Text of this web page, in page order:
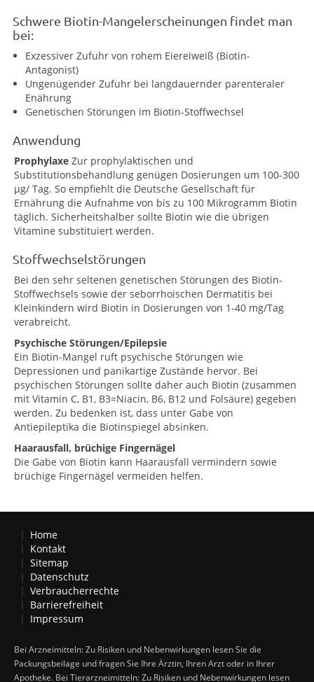
Schwere Biotin-Mangelerscheinungen findet man
bei:
Exzessiver Zufuhr von rohem Eiereiweiß (Biotin-
Antagonist)
Ungenügender Zufuhr bei langdauernder parenteraler
Enährung
Genetischen Störungen im Biotin-Stoffwechsel
Anwendung
Prophylaxe Zur prophylaktischen und
Substitutionsbehandlung genügen Dosierungen um 100-300
µg/ Tag. So empfiehlt die Deutsche Gesellschaft für
Ernährung die Aufnahme von bis zu 100 Mikrogramm Biotin
täglich. Sicherheitshalber sollte Biotin wie die übrigen
Vitamine substituiert werden.
Stoffwechselstörungen
Bei den sehr seltenen genetischen Störungen des Biotin-
Stoffwechsels sowie der seborrhoischen Dermatitis bei
Kleinkindern wird Biotin in Dosierungen von 1-40 mg/Tag
verabreicht.
Psychische Störungen/Epilepsie
Ein Biotin-Mangel ruft psychische Störungen wie
Depressionen und panikartige Zustände hervor. Bei
psychischen Störungen sollte daher auch Biotin (zusammen
mit Vitamin C, B1, B3=Niacin, B6, B12 und Folsäure) gegeben
werden. Zu bedenken ist, dass unter Gabe von
Antiepileptika die Biotinspiegel absinken.
Haarausfall, brüchige Fingernägel
Die Gabe von Biotin kann Haarausfall vermindern sowie
brüchige Fingernägel vermeiden helfen.
Home
Kontakt
Sitemap
Datenschutz
Verbraucherrechte
Barrierefreiheit
Impressum
Bei Arzneimitteln: Zu Risiken und Nebenwirkungen lesen Sie die
Packungsbeilage und fragen Sie Ihre Ärztin, Ihren Arzt oder in Ihrer
Apotheke. Bei Tierarzneimitteln: Zu Risiken und Nebenwirkungen lesen